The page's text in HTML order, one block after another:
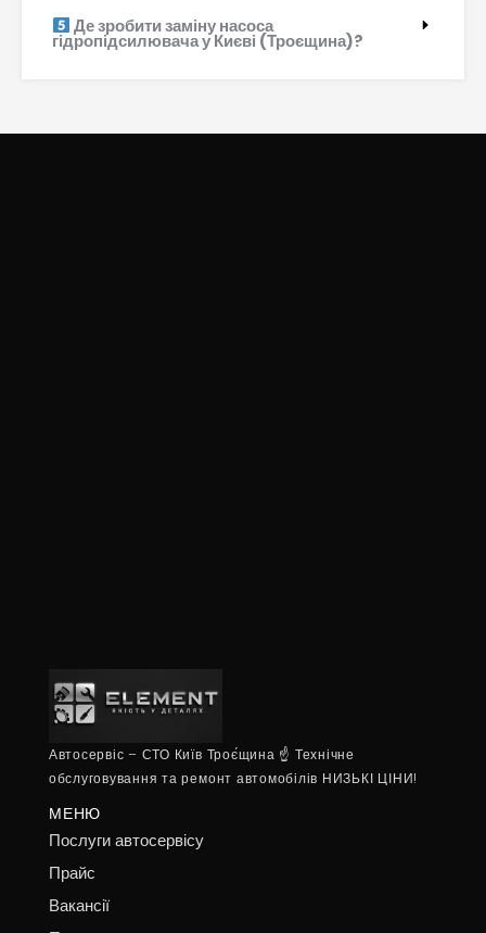
Де зробити заміну насоса
гідропідсилювача у Києві (Троєщина)?
Автосервіс – СТО Київ Троє́щина ☝ Технічне
обслуговування та ремонт автомобілів НИЗЬКІ ЦІНИ!
МЕНЮ
Послуги автосервісу
Прайс
Вакансії